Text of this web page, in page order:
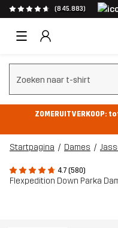
(845.883)
Zoeken wissen
ZOMERUITVERKOOP:
Startpagina Dames
4.7 (580)
Flexpedition Down Parka